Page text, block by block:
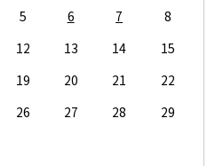
5 6 7
8
12 13 14
15
19 20 21
22
26 27 28
29